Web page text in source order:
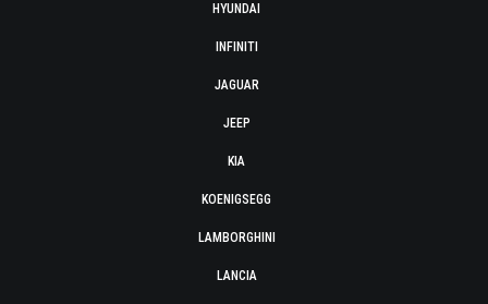
HYUNDAI
INFINITI
JAGUAR
JEEP
KIA
KOENIGSEGG
LAMBORGHINI
LANCIA